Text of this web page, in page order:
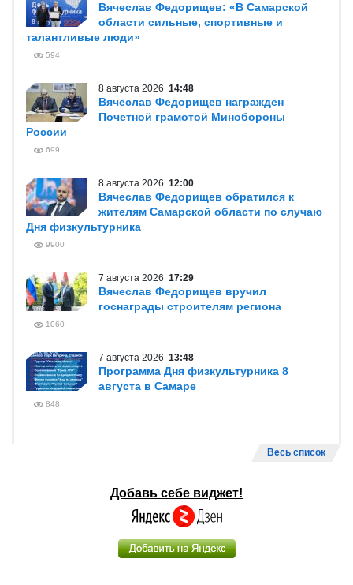
Вячеслав Федорищев: «В Самарской
области сильные, спортивные и
талантливые люди»
594
8 августа 2026 14:48
Вячеслав Федорищев награжден
Почетной грамотой Минобороны
России
699
8 августа 2026 12:00
Вячеслав Федорищев обратился к
жителям Самарской области по случаю
Дня физкультурника
9900
7 августа 2026 17:29
Вячеслав Федорищев вручил
госнаграды строителям региона
1060
7 августа 2026 13:48
Программа Дня физкультурника 8
августа в Самаре
848
Весь список
Добавь себе виджет!